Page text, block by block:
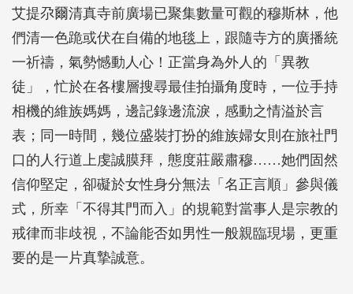
艾提尕爾清真寺前廣場已聚集數量可觀的穆斯林，他
們清一色跪或伏在自備的地毯上，跟隨寺方的廣播統
一祈禱，氣勢憾動人心！正當身為外人的「異教
徒」，忙於在各樓層搜尋最佳拍攝角度時，一位手持
相機的維族媽媽，邊記錄邊流淚，感動之情溢於言
表；同一時間，幾位盛裝打扮的維族婦女則在旅社門
口的人行道上虔誠膜拜，態度莊嚴肅穆……她們固然
信仰堅定，卻礙於女性身分無法「名正言順」參與儀
式，所幸「不得其門而入」的規範對當事人是宗教的
戒律而非歧視，不論能否如男性一般親臨現場，更重
要的是一片真摯誠意。